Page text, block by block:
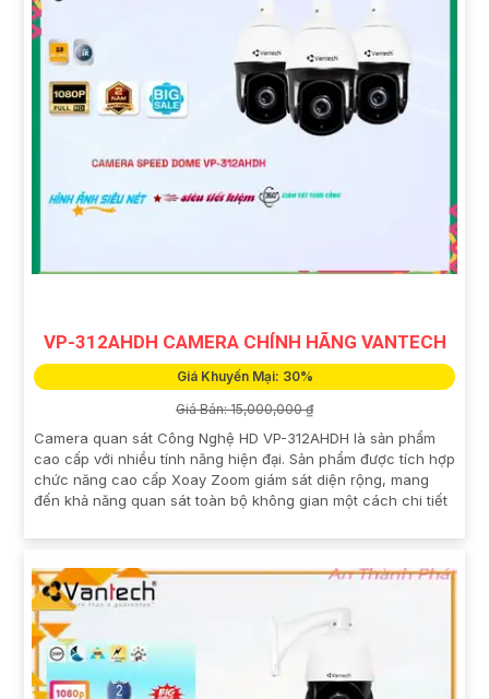
VP-312AHDH CAMERA CHÍNH HÃNG VANTECH
Giá Khuyến Mại: 30%
Giá Bán: 15,000,000 ₫
Camera quan sát Công Nghệ HD VP-312AHDH là sản phẩm
cao cấp với nhiều tính năng hiện đại. Sản phẩm được tích hợp
chức năng cao cấp Xoay Zoom giám sát diện rộng, mang
đến khả năng quan sát toàn bộ không gian một cách chi tiết